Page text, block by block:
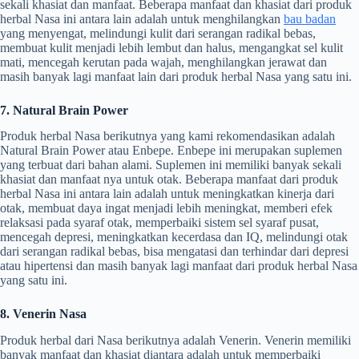
sekali khasiat dan manfaat. Beberapa manfaat dan khasiat dari produk
herbal Nasa ini antara lain adalah untuk menghilangkan bau badan
yang menyengat, melindungi kulit dari serangan radikal bebas,
membuat kulit menjadi lebih lembut dan halus, mengangkat sel kulit
mati, mencegah kerutan pada wajah, menghilangkan jerawat dan
masih banyak lagi manfaat lain dari produk herbal Nasa yang satu ini.
7. Natural Brain Power
Produk herbal Nasa berikutnya yang kami rekomendasikan adalah
Natural Brain Power atau Enbepe. Enbepe ini merupakan suplemen
yang terbuat dari bahan alami. Suplemen ini memiliki banyak sekali
khasiat dan manfaat nya untuk otak. Beberapa manfaat dari produk
herbal Nasa ini antara lain adalah untuk meningkatkan kinerja dari
otak, membuat daya ingat menjadi lebih meningkat, memberi efek
relaksasi pada syaraf otak, memperbaiki sistem sel syaraf pusat,
mencegah depresi, meningkatkan kecerdasa dan IQ, melindungi otak
dari serangan radikal bebas, bisa mengatasi dan terhindar dari depresi
atau hipertensi dan masih banyak lagi manfaat dari produk herbal Nasa
yang satu ini.
8. Venerin Nasa
Produk herbal dari Nasa berikutnya adalah Venerin. Venerin memiliki
banyak manfaat dan khasiat diantara adalah untuk memperbaiki